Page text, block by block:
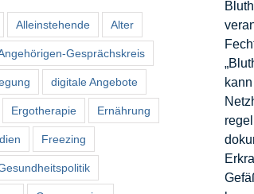
Alleinstehende Alter
Gesprächskreis
digitale Angebote
Ergotherapie Ernährung
Freezing